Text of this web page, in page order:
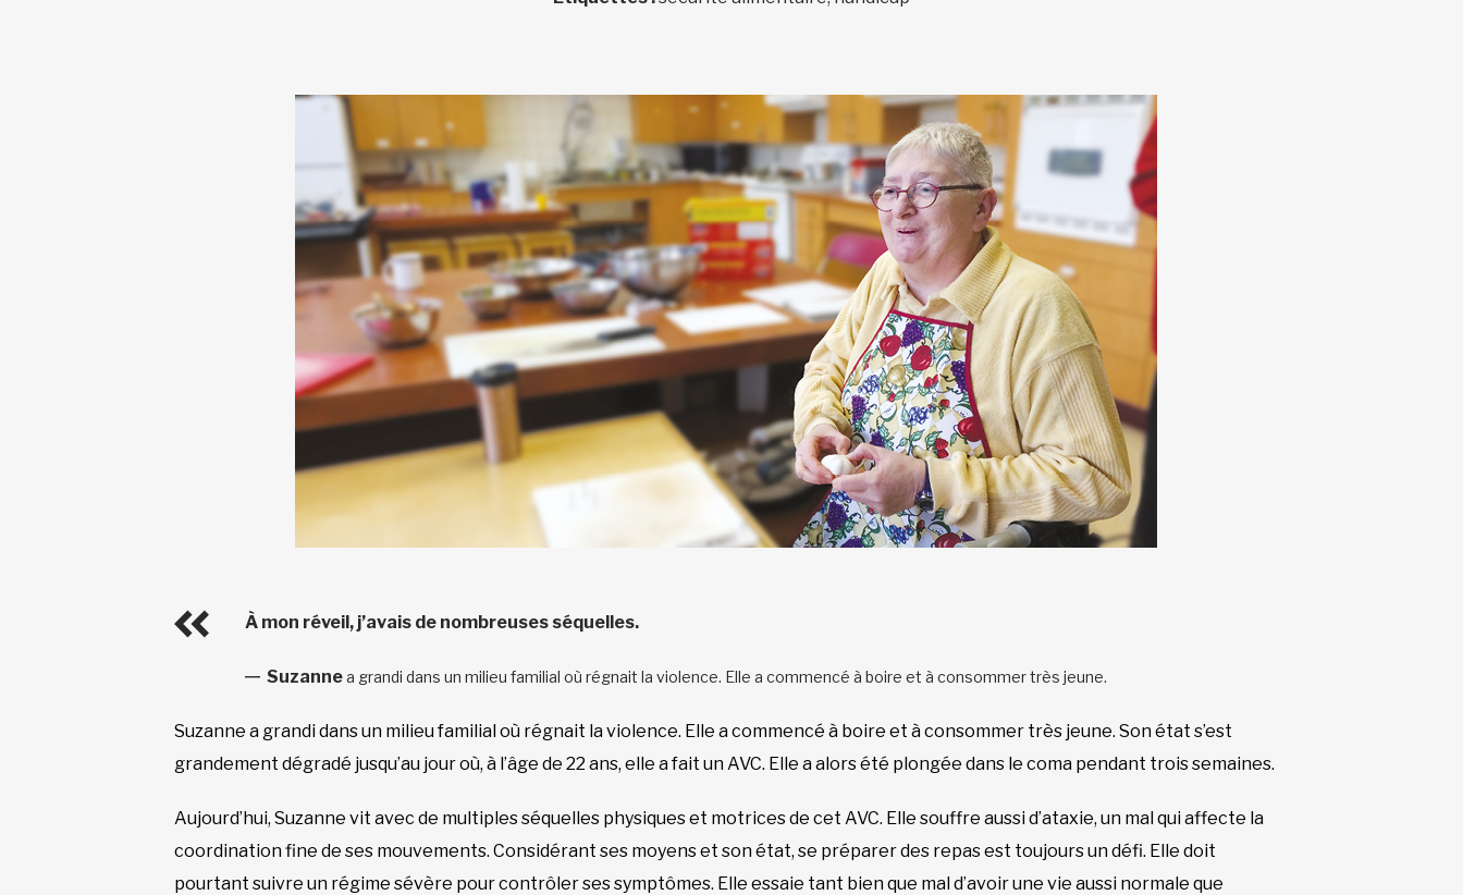
À mon réveil, j’avais de nombreuses séquelles.
Suzannea grandi dans un milieu familial où régnait la violence. Elle a commencé à boire et à consommer très jeune.
Suzanne a grandi dans un milieu familial où régnait la violence. Elle a commencé à boire et à consommer très jeune. Son état s’est
grandement dégradé jusqu’au jour où, à l’âge de 22 ans, elle a fait un AVC. Elle a alors été plongée dans le coma pendant trois semaines.
Aujourd’hui, Suzanne vit avec de multiples séquelles physiques et motrices de cet AVC. Elle souffre aussi d’ataxie, un mal qui affecte la
coordination fine de ses mouvements. Considérant ses moyens et son état, se préparer des repas est toujours un défi. Elle doit
pourtant suivre un régime sévère pour contrôler ses symptômes. Elle essaie tant bien que mal d’avoir une vie aussi normale que